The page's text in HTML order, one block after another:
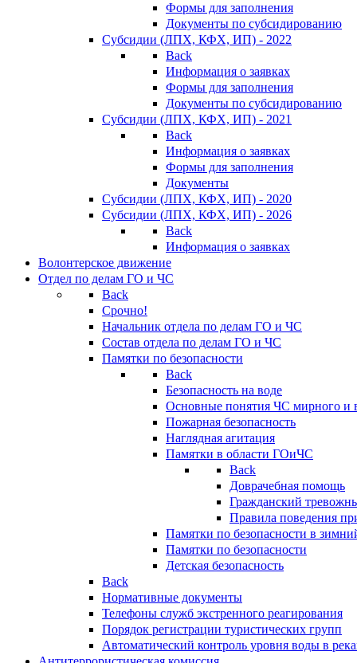
Формы для заполнения
Документы по субсидированию
Субсидии (ЛПХ, КФХ, ИП) - 2022
Back
Информация о заявках
Формы для заполнения
Документы по субсидированию
Субсидии (ЛПХ, КФХ, ИП) - 2021
Back
Информация о заявках
Формы для заполнения
Документы
Субсидии (ЛПХ, КФХ, ИП) - 2020
Субсидии (ЛПХ, КФХ, ИП) - 2026
Back
Информация о заявках
Волонтерское движение
Отдел по делам ГО и ЧС
Back
Срочно!
Начальник отдела по делам ГО и ЧС
Состав отдела по делам ГО и ЧС
Памятки по безопасности
Back
Безопасность на воде
Основные понятия ЧС мирного и
Пожарная безопасность
Наглядная агитация
Памятки в области ГОиЧС
Back
Доврачебная помощь
Гражданский
Правила поведения
Памятки по безопасности в
Памятки по безопасности
Детская безопасность
Back
Нормативные документы
Телефоны служб экстренного реагирования
Порядок регистрации туристических групп
Автоматический контроль уровня воды в